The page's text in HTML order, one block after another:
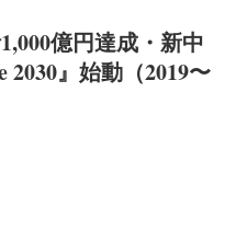
億円達成・新中
』始動（2019〜